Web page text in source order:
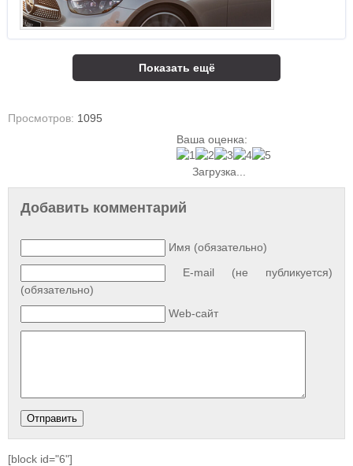
Показать ещё
Просмотров: 1095
Ваша оценка:
Загрузка...
Добавить комментарий
Имя (обязательно)
E-mail (не публикуется)
(обязательно)
Web-сайт
[block id="6"]